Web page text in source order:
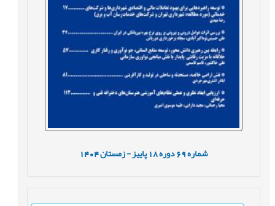
شماره69 دوره18 پاییز - زمستان1404